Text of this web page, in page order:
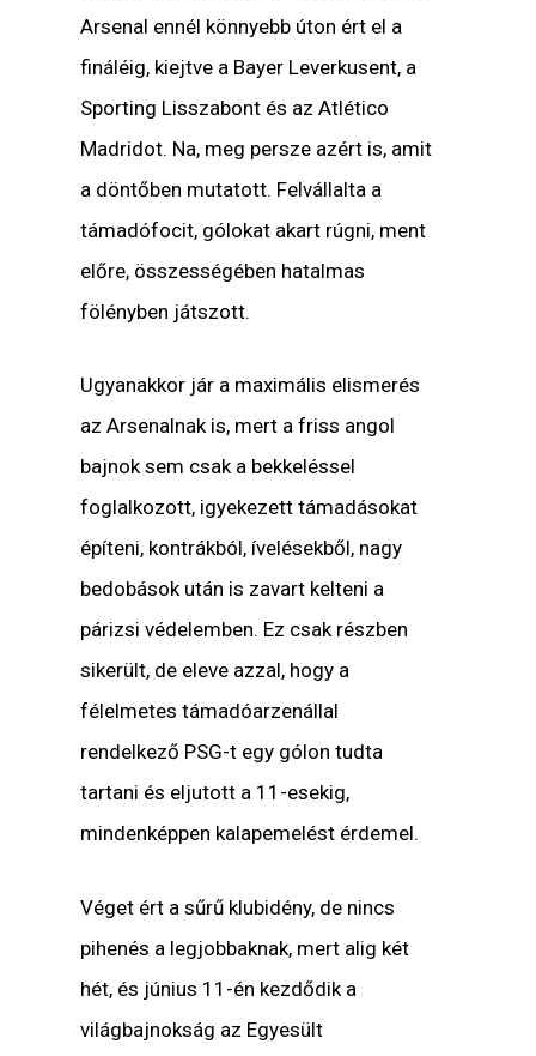
Arsenal ennél könnyebb úton ért el a
fináléig, kiejtve a Bayer Leverkusent, a
Sporting Lisszabont és az Atlético
Madridot. Na, meg persze azért is, amit
a döntőben mutatott. Felvállalta a
támadófocit, gólokat akart rúgni, ment
előre, összességében hatalmas
fölényben játszott.
Ugyanakkor jár a maximális elismerés
az Arsenalnak is, mert a friss angol
bajnok sem csak a bekkeléssel
foglalkozott, igyekezett támadásokat
építeni, kontrákból, ívelésekből, nagy
bedobások után is zavart kelteni a
párizsi védelemben. Ez csak részben
sikerült, de eleve azzal, hogy a
félelmetes támadóarzenállal
rendelkező PSG-t egy gólon tudta
tartani és eljutott a 11-esekig,
mindenképpen kalapemelést érdemel.
Véget ért a sűrű klubidény, de nincs
pihenés a legjobbaknak, mert alig két
hét, és június 11-én kezdődik a
világbajnokság az Egyesült